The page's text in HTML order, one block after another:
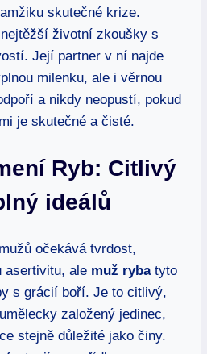
skutečné krize.
životní zkoušky s
Její partner v ní najde
milenku, ale i věrnou
a nikdy neopustí, pokud
je skutečné a čisté.
Ryb: Citlivý
ideálů
očekává tvrdost,
asertivitu, ale muž rybatyto
s grácií boří. Je to citlivý,
založený jedinec,
stejně důležité jako činy.